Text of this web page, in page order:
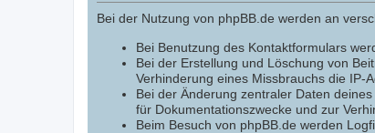
Bei der Nutzung von phpBB.de werden an
Bei Benutzung des Kontaktformulars
Bei der Erstellung und Löschung von
Verhinderung eines Missbrauchs die IP-
Bei der Änderung zentraler Daten
für Dokumentationszwecke und zur
Beim Besuch von phpBB.de werden